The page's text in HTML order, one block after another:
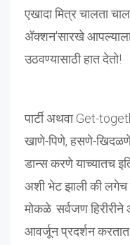
एखादा मित्र चालता
ॲक्शन'सारखे
उठवण्यासाठी हात देतो!
पार्टी अथवा Get-
खाणे-पिणे, हसणे-खिदळणे
डान्स करणे याच्यातच
अशी भेट झाली की लगेच
मोकळे. सर्वजण
आवर्जून प्रदर्शन करतात.